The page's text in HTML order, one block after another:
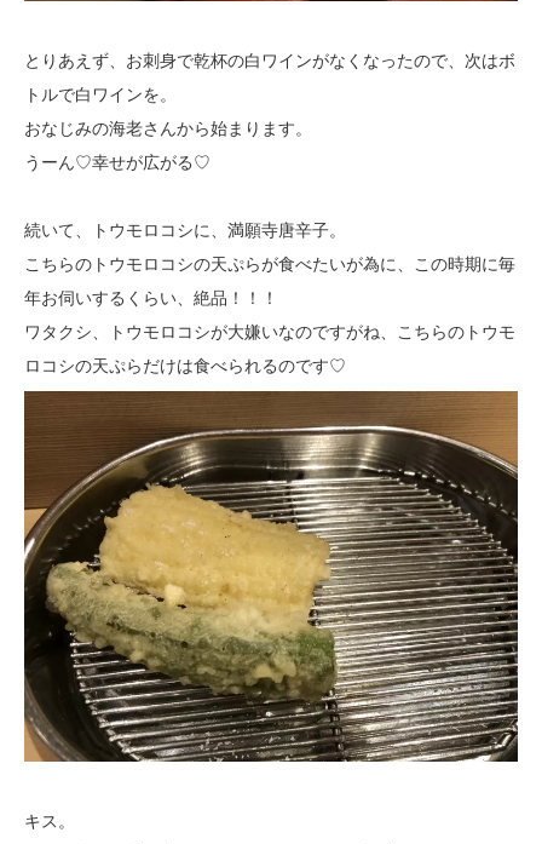
とりあえず、お刺身で乾杯の白ワインがなくなったので、次はボ
トルで白ワインを。
おなじみの海老さんから始まります。
うーん♡幸せが広がる♡
続いて、トウモロコシに、満願寺唐辛子。
こちらのトウモロコシの天ぷらが食べたいが為に、この時期に毎
年お伺いするくらい、絶品！！！
ワタクシ、トウモロコシが大嫌いなのですがね、こちらのトウモ
ロコシの天ぷらだけは食べられるのです♡
キス。